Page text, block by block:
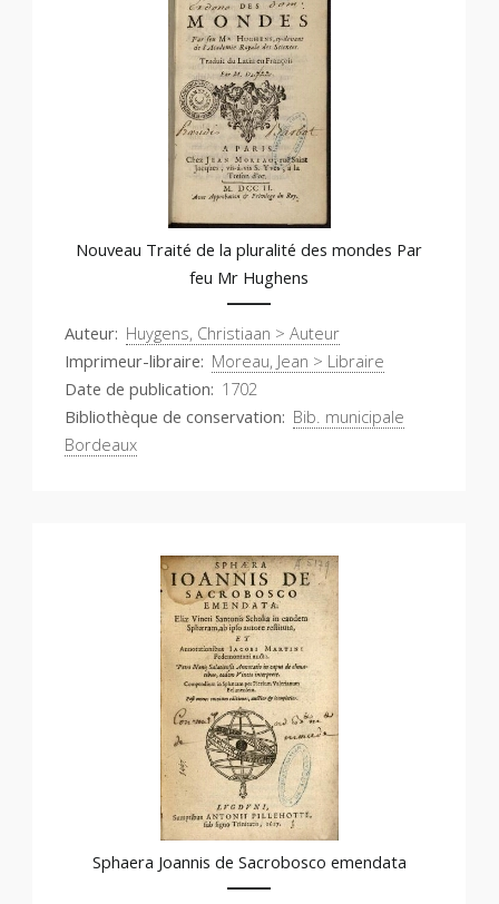
Nouveau Traité de la pluralité des mondes Par
feu Mr Hughens
Auteur Huygens, Christiaan > Auteur
Imprimeur-libraire Moreau, Jean > Libraire
Date de publication 1702
Bibliothèque de conservation Bib. municipale
Bordeaux
Sphaera Joannis de Sacrobosco emendata